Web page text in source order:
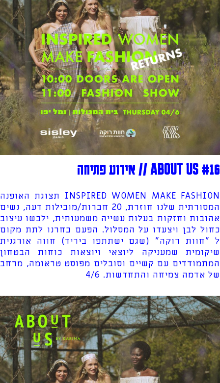
ABOUT US #16 // אירוע פתיחה
INSPIRED WOMEN MAKE FASHION תצוגת האופנה
המסורתית שלנו חוזרת, 20 חברות/מובילות דעה, נשים
אהובות וחזקות בעלות עשייה משמעותית, ילבשו עיצוב
כחול לבן ויצעדו על המסלול. הפעם בחרנו לתת מקום
ל "חוות רוקה" (שגם ישתתפו ביריד) חווה אורגנית
שיקומית שמעניקה ליוצאי ויוצאות כוחות הבטחון
המתמודדים עם קשיים וסובלים מפוסט טראומה, מרחב
של אדמה צמיחה והתחדשות. 4/6